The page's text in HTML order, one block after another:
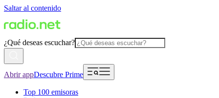
Saltar al contenido
¿Qué deseas escuchar?
Abrir appDescubre Prime
Top 100 emisoras